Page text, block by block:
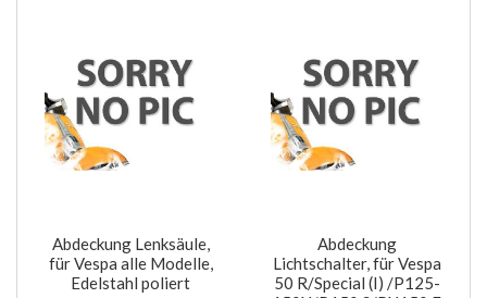
Abdeckung Lenksäule,
für Vespa alle Modelle,
Edelstahl poliert
Abdeckung
Lichtschalter, für Vespa
50 R/Special (I) /P125-